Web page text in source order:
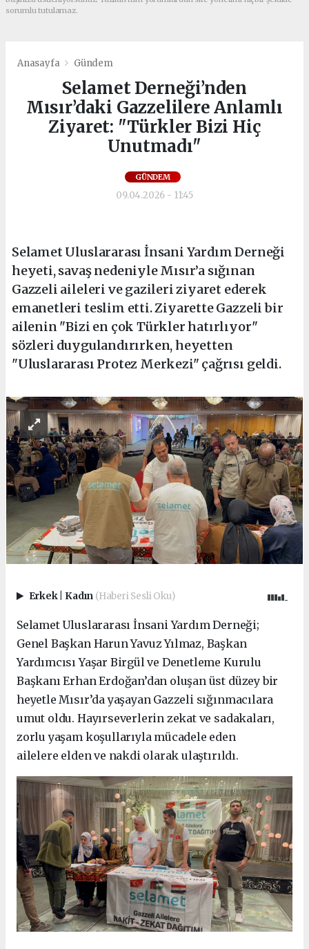
sorumlu tutulamaz.
Anasayfa Gündem
Selamet Derneği’nden
Mısır’daki Gazzelilere Anlamlı
Ziyaret: "Türkler Bizi Hiç
Unutmadı"
GÜNDEM
09.04.2026 - 11:45
Selamet Uluslararası İnsani Yardım Derneği
heyeti, savaş nedeniyle Mısır’a sığınan
Gazzeli aileleri ve gazileri ziyaret ederek
emanetleri teslim etti. Ziyarette Gazzeli bir
ailenin "Bizi en çok Türkler hatırlıyor"
sözleri duygulandırırken, heyetten
"Uluslararası Protez Merkezi" çağrısı geldi.
Erkek Kadın (Haberi Sesli Oku)
Selamet Uluslararası İnsani Yardım Derneği;
Genel Başkan Harun Yavuz Yılmaz, Başkan
Yardımcısı Yaşar Birgül ve Denetleme Kurulu
Başkanı Erhan Erdoğan’dan oluşan üst düzey bir
heyetle Mısır’da yaşayan Gazzeli sığınmacılara
umut oldu. Hayırseverlerin zekat ve sadakaları,
zorlu yaşam koşullarıyla mücadele eden
ailelere elden ve nakdi olarak ulaştırıldı.